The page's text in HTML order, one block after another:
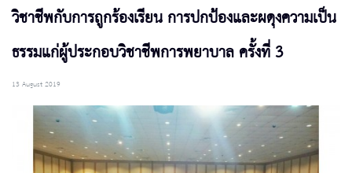
วิชาชีพกับการถูกร้องเรียน การปกป้องและผดุงความเป็น
ธรรมแก่ผู้ประกอบวิชาชีพการพยาบาล ครั้งที่ 3
13 August 2019